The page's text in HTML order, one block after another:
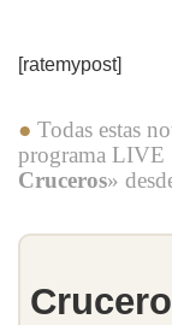
[ratemypost]
● Todas estas
programa LIVE
Cruceros»